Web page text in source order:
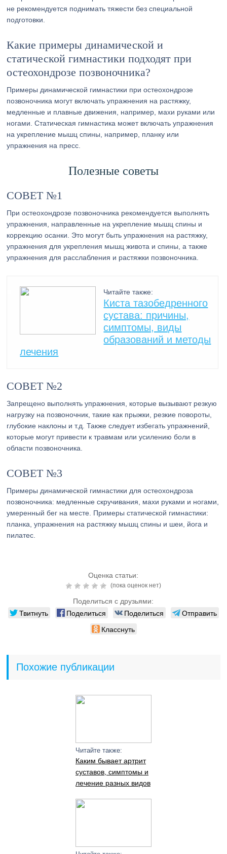
не рекомендуется поднимать тяжести без специальной
подготовки.
Какие примеры динамической и
статической гимнастики подходят при
остеохондрозе позвоночника?
Примеры динамической гимнастики при остеохондрозе
позвоночника могут включать упражнения на растяжку,
медленные и плавные движения, например, махи руками или
ногами. Статическая гимнастика может включать упражнения
на укрепление мышц спины, например, планку или
упражнения на пресс.
Полезные советы
СОВЕТ №1
При остеохондрозе позвоночника рекомендуется выполнять
упражнения, направленные на укрепление мышц спины и
коррекцию осанки. Это могут быть упражнения на растяжку,
упражнения для укрепления мышц живота и спины, а также
упражнения для расслабления и растяжки позвоночника.
Читайте также:
Киста тазобедренного
сустава: причины,
симптомы, виды
образований и методы
лечения
СОВЕТ №2
Запрещено выполнять упражнения, которые вызывают резкую
нагрузку на позвоночник, такие как прыжки, резкие повороты,
глубокие наклоны и т.д. Также следует избегать упражнений,
которые могут привести к травмам или усилению боли в
области позвоночника.
СОВЕТ №3
Примеры динамической гимнастики для остеохондроза
позвоночника: медленные скручивания, махи руками и ногами,
умеренный бег на месте. Примеры статической гимнастики:
планка, упражнения на растяжку мышц спины и шеи, йога и
пилатес.
Оценка статьи:
(пока оценок нет)
Поделиться с друзьями:
Твитнуть Поделиться Поделиться
Отправить
Класснуть
Похожие публикации
Читайте также:
Каким бывает артрит
суставов, симптомы и
лечение разных видов